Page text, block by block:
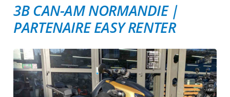
3B CAN-AM NORMANDIE |
PARTENAIRE EASY RENTER